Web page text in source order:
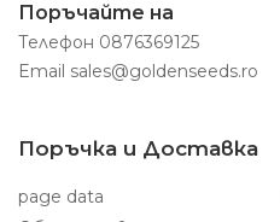
Поръчайте на
Телефон 0876369125
Email sales@goldenseeds.ro
Поръчка и Доставка
page data